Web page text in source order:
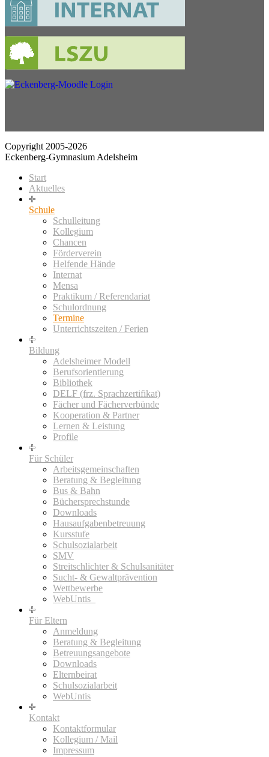
Copyright 2005-2026
Eckenberg-Gymnasium Adelsheim
Start
Aktuelles
Schule
Schulleitung
Kollegium
Chancen
Förderverein
Helfende Hände
Internat
Mensa
Praktikum / Referendariat
Schulordnung
Termine
Unterrichtszeiten / Ferien
Bildung
Adelsheimer Modell
Berufsorientierung
Bibliothek
DELF (frz. Sprachzertifikat)
Fächer und Fächerverbünde
Kooperation & Partner
Lernen & Leistung
Profile
Für Schüler
Arbeitsgemeinschaften
Beratung & Begleitung
Bus & Bahn
Büchersprechstunde
Downloads
Hausaufgabenbetreuung
Kursstufe
Schulsozialarbeit
SMV
Streitschlichter & Schulsanitäter
Sucht- & Gewaltprävention
Wettbewerbe
WebUntis_
Für Eltern
Anmeldung
Beratung & Begleitung
Betreuungsangebote
Downloads
Elternbeirat
Schulsozialarbeit
WebUntis
Kontakt
Kontaktformular
Kollegium / Mail
Impressum